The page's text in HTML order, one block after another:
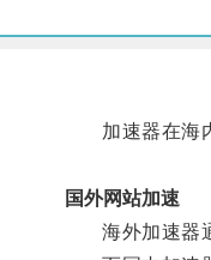
加速器在海内
国外网站加速
海外加速器通